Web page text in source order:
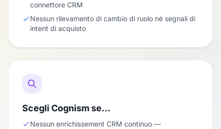
connettore CRM
Nessun rilevamento di cambio di ruolo né segnali di
intent di acquisto
Scegli Cognism se…
Nessun enrichissement CRM continuo —